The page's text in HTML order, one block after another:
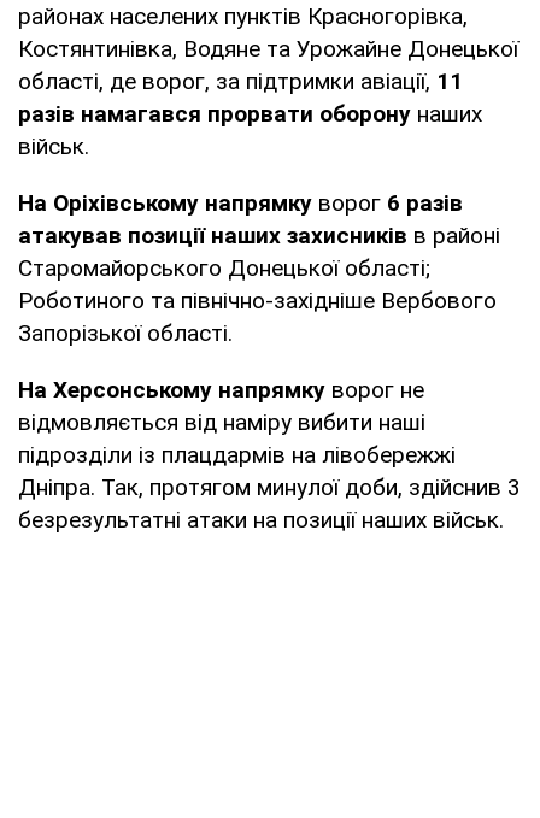
районах населених пунктів Красногорівка,
Костянтинівка, Водяне та Урожайне Донецької
області, де ворог, за підтримки авіації, 11
разів намагався прорвати оборону наших
військ.
На Оріхівському напрямку ворог 6 разів
атакував позиції наших захисників в районі
Старомайорського Донецької області;
Роботиного та північно-західніше Вербового
Запорізької області.
На Херсонському напрямку ворог не
відмовляється від наміру вибити наші
підрозділи із плацдармів на лівобережжі
Дніпра. Так, протягом минулої доби, здійснив 3
безрезультатні атаки на позиції наших військ.